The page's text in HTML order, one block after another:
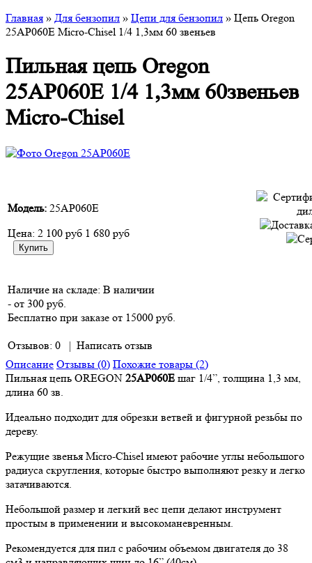
Главная » Для бензопил » Цепи для бензопил » Цепь Oregon
25AP060E Micro-Chisel 1/4 1,3мм 60 звеньев
Пильная цепь Oregon
25AP060E 1/4 1,3мм 60звеньев
Micro-Chisel
Модель: 25AP060E
Цена: 2 100 руб 1 680 руб
Наличие на складе: В наличии
- от 300 руб.
Бесплатно при заказе от 15000 руб.
Отзывов: 0 | Написать отзыв
Описание Отзывы (0) Похожие товары (2)
Пильная цепь OREGON 25AP060E шаг 1/4”, толщина 1,3 мм,
длина 60 зв.
Идеально подходит для обрезки ветвей и фигурной резьбы по
дереву.
Режущие звенья Micro-Chisel имеют рабочие углы небольшого
радиуса скругления, которые быстро выполняют резку и легко
затачиваются.
Небольшой размер и легкий вес цепи делают инструмент
простым в применении и высокоманевренным.
Рекомендуется для пил с рабочим объемом двигателя до 38